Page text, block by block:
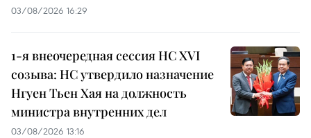
03/08/2026 16:29
1-я внеочередная сессия НС XVI
созыва: НС утвердило назначение
Нгуен Тьен Хая на должность
министра внутренних дел
03/08/2026 13:16